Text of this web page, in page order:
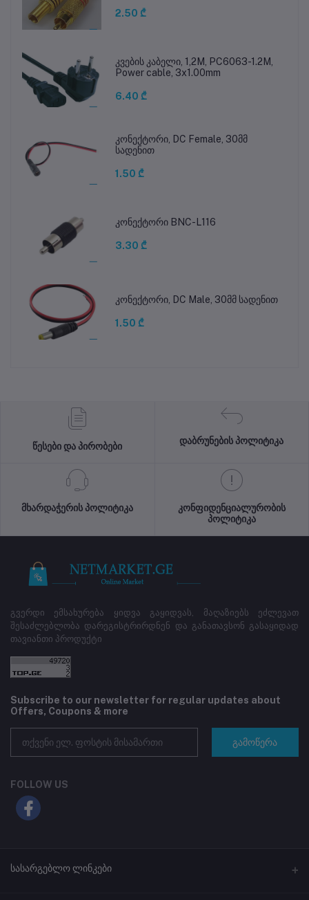
2.50 ₾
კვების კაბელი, 1,2M, PC6063-1.2M,
Power cable, 3x1.00mm
6.40 ₾
კონექტორი, DC Female, 30მმ
სადენით
1.50 ₾
კონექტორი BNC-L116
3.30 ₾
კონექტორი, DC Male, 30მმ სადენით
1.50 ₾
წესები და პირობები
დაბრუნების პოლიტიკა
მხარდაჭერის პოლიტიკა
კონფიდენციალურობის
პოლიტიკა
გვერდი ემსახურება ყიდვა გაყიდვას, მაღაზიებს ეძლევათ
შესაძლებლობა დარეგისტრირდნენ და განათავსონ გასაყიდად
თავიანთი პროდუქტი
Subscribe to our newsletter for regular updates about
Offers, Coupons & more
გამოწერა
FOLLOW US
სასარგებლო ლინკები